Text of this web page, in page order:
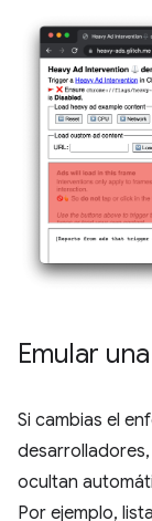
Emular
Si cambias el
ocultan
Por ejemplo,